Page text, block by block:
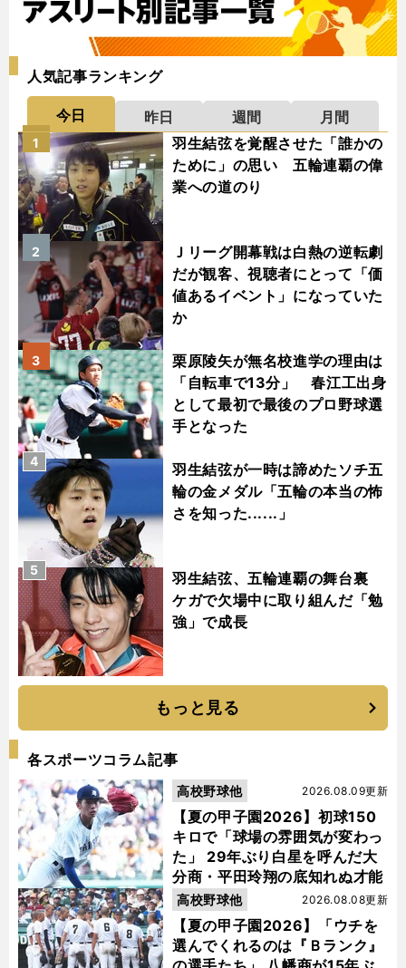
人気記事ランキング
今日 昨日 週間
月間
羽生結弦を覚醒させた「誰かの
ために」の思い 五輪連覇の偉
業への道のり
1
Ｊリーグ開幕戦は白熱の逆転劇
だが観客、視聴者にとって「価
値あるイベント」になっていた
か
2
栗原陵矢が無名校進学の理由は
「自転車で13分」 春江工出身
として最初で最後のプロ野球選
手となった
3
羽生結弦が一時は諦めたソチ五
輪の金メダル「五輪の本当の怖
さを知った......」
4
羽生結弦、五輪連覇の舞台裏
ケガで欠場中に取り組んだ「勉
強」で成長
5
もっと見る
各スポーツコラム記事
【夏の甲子園2026】初球150
キロで「球場の雰囲気が変わっ
た」 29年ぶり白星を呼んだ大
分商・平田玲翔の底知れぬ才能
2026.08.09更新
高校野球他
【夏の甲子園2026】「ウチを
選んでくれるのは『Ｂランク』
2026.08.08更新
高校野球他